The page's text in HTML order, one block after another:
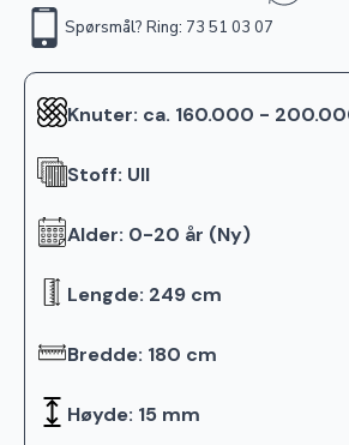
Spørsmål? Ring: 73 51 03 07
Knuter: ca. 160.000 -
Stoff: Ull
Alder: 0-20 år (Ny)
Lengde: 249 cm
Bredde: 180 cm
Høyde: 15 mm